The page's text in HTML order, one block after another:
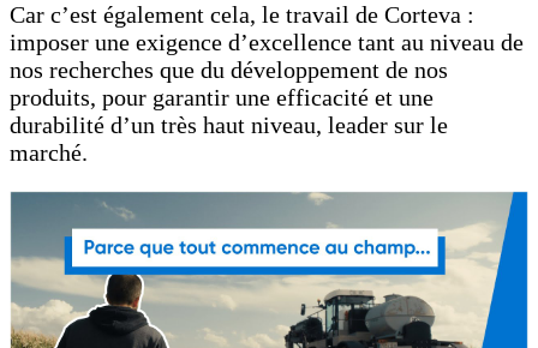
Car c’est également cela, le travail de Corteva :
imposer une exigence d’excellence tant au niveau de
nos recherches que du développement de nos
produits, pour garantir une efficacité et une
durabilité d’un très haut niveau, leader sur le
marché.​​